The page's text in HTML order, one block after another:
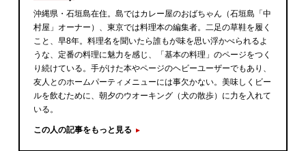
沖縄県・石垣島在住。島ではカレー屋のおばちゃん（石垣島「中
村屋」オーナー）、東京では料理本の編集者。二足の草鞋を履く
こと、早8年。料理名を聞いたら誰もが味を思い浮かべられるよ
うな、定番の料理に魅力を感じ、「基本の料理」のページをつく
り続けている。手がけた本やページのヘビーユーザーでもあり、
友人とのホームパーティメニューには事欠かない。美味しくビー
ルを飲むために、朝夕のウオーキング（犬の散歩）に力を入れて
いる。
この人の記事をもっと見る